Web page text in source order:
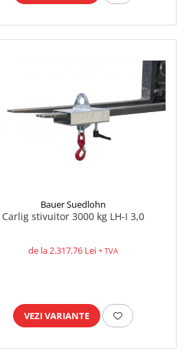
Bauer Suedlohn
Carlig stivuitor 3000 kg LH-I 3,0
de la 2.317,76 Lei+ TVA
VEZI VARIANTE